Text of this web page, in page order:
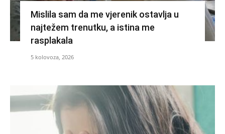
Mislila sam da me vjerenik ostavlja u
najtežem trenutku, a istina me
rasplakala
5 kolovoza, 2026